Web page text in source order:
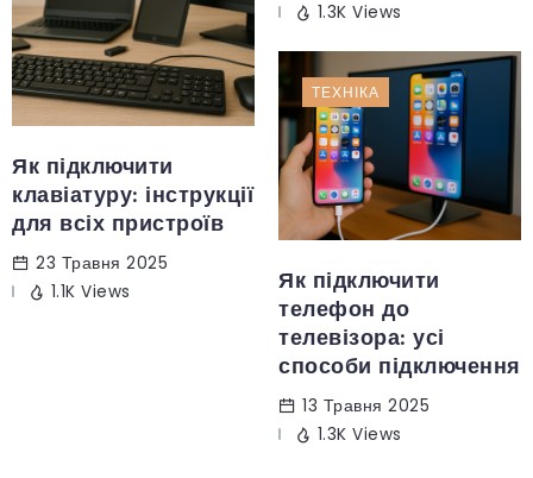
1.3K Views
Як підключити
клавіатуру: інструкції
для всіх пристроїв
23 Травня 2025
1.1K Views
ТЕХНІКА
Як підключити
телефон до
телевізора: усі
способи підключення
13 Травня 2025
1.3K Views